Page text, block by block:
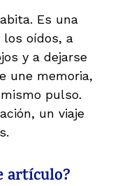
Es una
oídos, a
y a dejarse
une memoria,
pulso.
un viaje
artículo?